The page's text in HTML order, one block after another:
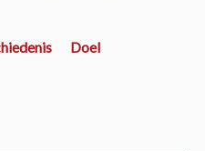
Doel